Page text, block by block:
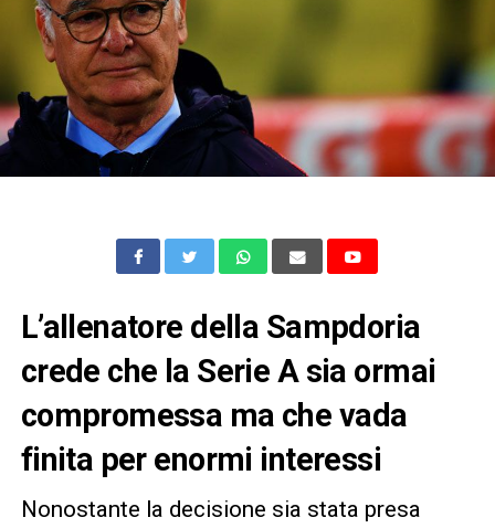
L’allenatore della Sampdoria
crede che la Serie A sia ormai
compromessa ma che vada
finita per enormi interessi
Nonostante la decisione sia stata presa